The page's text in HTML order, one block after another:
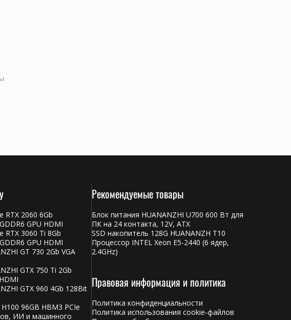
RTX 2060 6Gb
GPU HDMI
RTX 3060 Ti 8Gb
GPU HDMI
GT 730 2Gb VGA
GTX 750 Ti 2Gb
GTX 960 4Gb 128Bit
96GB HBM3 PCIe
ИИ и машинного
Рекомендуемые товары
Блок питания HUANANZHI U700 600 Вт для
ПК на 24 контакта, 12V, ATX
SSD накопитель 128G HUANANZH T10
Процессор INTEL Xeon E5-2440 (6 ядер,
2.4GHz)
Правовая информация и политика
Политика конфиденциальности
Политика использования cookie-файлов